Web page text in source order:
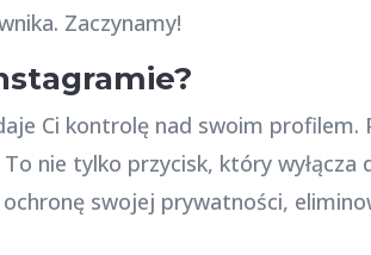
Zaczynamy!
Ci kontrolę nad swoim profilem.
nie tylko przycisk, który
swojej prywatności,